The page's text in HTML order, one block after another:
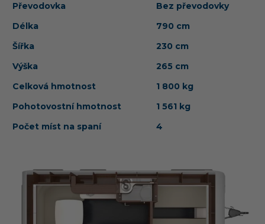
Převodovka
Bez převodovky
Délka
790 cm
Šířka
230 cm
Výška
265 cm
Celková hmotnost
1 800 kg
Pohotovostní hmotnost
1 561 kg
Počet míst na spaní
4